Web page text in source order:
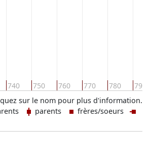
740 750 760 770 780 790
sur le nom pour plus d'information.
parents
frères/soeurs